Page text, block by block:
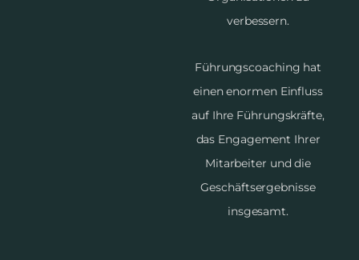
verbessern.
Führungscoaching hat
einen enormen Einfluss
auf Ihre Führungskräfte,
das Engagement Ihrer
Mitarbeiter und die
Geschäftsergebnisse
insgesamt.